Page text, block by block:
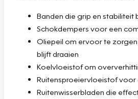
Banden die grip en stabiliteit
Schokdempers voor een
Oliepeil om ervoor te
blijft draaien
Koelvloeistof om
Ruitensproeiervloeistof voor
Ruitenwisserbladen die